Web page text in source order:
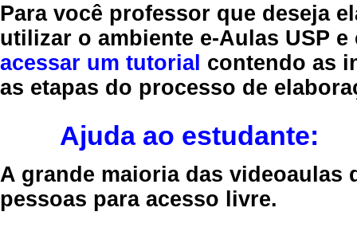
Para você professor que deseja
utilizar o ambiente e-Aulas USP
acessar um tutorial contendo as
as etapas do processo de
Ajuda ao estudante:
A grande maioria das videoaulas
pessoas para acesso livre.